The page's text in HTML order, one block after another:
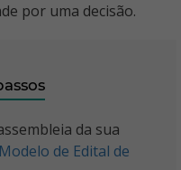
por uma decisão.
Modelo de Edital de